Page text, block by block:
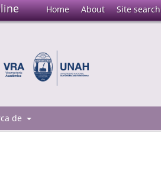
Home About Site search
de